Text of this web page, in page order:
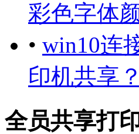
彩色字体
• win10连
印机共享？
全员共享打